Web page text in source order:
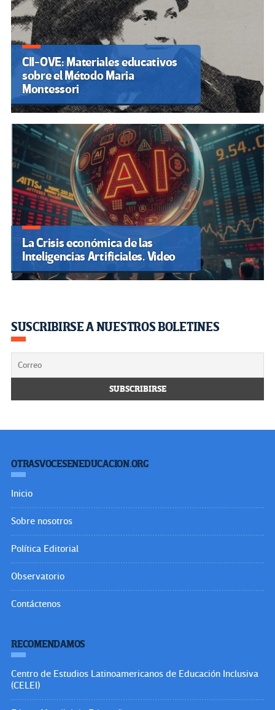
CII-OVE: Materiales educativos
sobre el Método Maria
Montessori
La Crisis económica de las
Inteligencias Artificiales. Video
SUSCRIBIRSE A NUESTROS BOLETINES
OTRASVOCESENEDUCACION.ORG
Inicio
Sobre nosotros
Política Editorial
Observatorio
Contáctenos
RECOMENDAMOS
Centro de Estudios Latinoamericanos de Educación Inclusiva
(CELEI)